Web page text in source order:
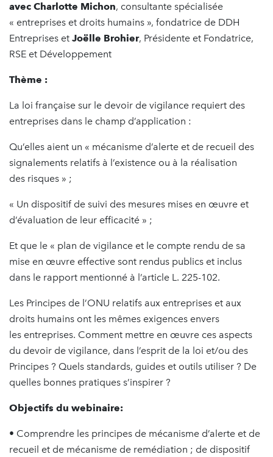
avec ​Charlotte Michon, consultante spécialisée
« entreprises et droits humains », fondatrice de DDH
Entreprises et Joëlle Brohier, Présidente et Fondatrice,
RSE et Développement
Thème :
La loi française sur le devoir de vigilance requiert des
entreprises dans le champ d’application :
Qu’elles aient un « mécanisme d’alerte et de recueil des
signalements relatifs à l’existence ou à la réalisation
des risques » ;
« Un dispositif de suivi des mesures mises en œuvre et
d’évaluation de leur efficacité » ;
Et que le « plan de vigilance et le compte rendu de sa
mise en œuvre effective sont rendus publics et inclus
dans le rapport mentionné à l’article L. 225-102.
Les Principes de l’ONU relatifs aux entreprises et aux
droits humains ont les mêmes exigences envers
les entreprises. Comment mettre en œuvre ces aspects
du devoir de vigilance, dans l’esprit de la loi et/ou des
Principes ? Quels standards, guides et outils utiliser ? De
quelles bonnes pratiques s’inspirer ?
Objectifs du webinaire:
• Comprendre les principes de mécanisme d’alerte et de
recueil et de mécanisme de remédiation ; de dispositif